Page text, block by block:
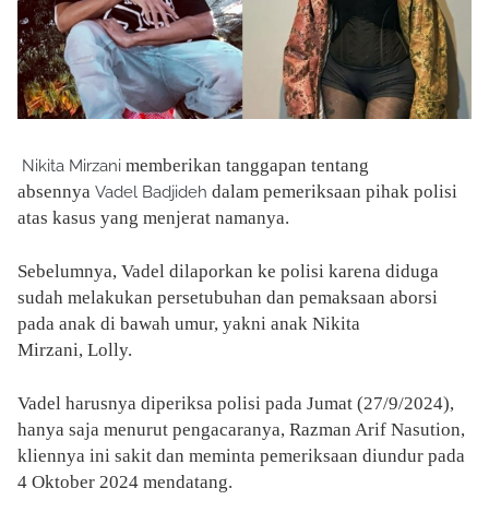
Nikita Mirzani memberikan tanggapan tentang
absennya Vadel Badjideh dalam pemeriksaan pihak polisi
atas kasus yang menjerat namanya.
Sebelumnya, Vadel dilaporkan ke polisi karena diduga
sudah melakukan persetubuhan dan pemaksaan aborsi
pada anak di bawah umur, yakni anak Nikita
Mirzani, Lolly.
Vadel harusnya diperiksa polisi pada Jumat (27/9/2024),
hanya saja menurut pengacaranya, Razman Arif Nasution,
kliennya ini sakit dan meminta pemeriksaan diundur pada
4 Oktober 2024 mendatang.